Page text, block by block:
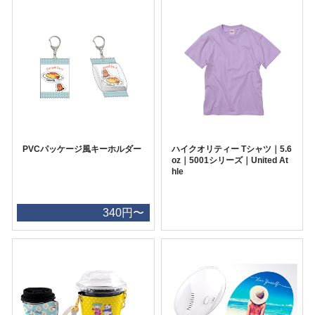
PVCパッケージ風キーホルダー
340円〜
ハイクオリティー Tシャツ｜5.6
oz｜5001シリーズ｜United At
hle